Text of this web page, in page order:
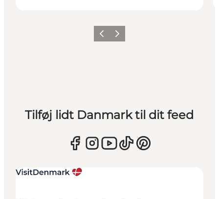
ForrigeNæste
Tilføj lidt Danmark til dit feed